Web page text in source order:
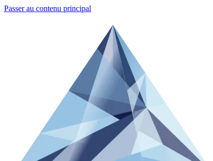
Passer au contenu principal